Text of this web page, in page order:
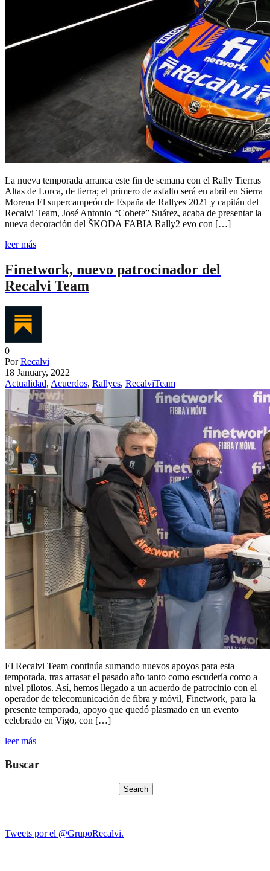
La nueva temporada arranca este fin de semana con el Rally Tierras
Altas de Lorca, de tierra; el primero de asfalto será en abril en Sierra
Morena El supercampeón de España de Rallyes 2021 y capitán del
Recalvi Team, José Antonio “Cohete” Suárez, acaba de presentar la
nueva decoración del ŠKODA FABIA Rally2 evo con […]
leer más
Finetwork, nuevo patrocinador del
Recalvi Team
0
PorRecalvi
18 January, 2022
Actualidad, Acuerdos, Rallyes, RecalviTeam
El Recalvi Team continúa sumando nuevos apoyos para esta
temporada, tras arrasar el pasado año tanto como escudería como a
nivel pilotos. Así, hemos llegado a un acuerdo de patrocinio con el
operador de telecomunicación de fibra y móvil, Finetwork, para la
presente temporada, apoyo que quedó plasmado en un evento
celebrado en Vigo, con […]
leer más
Buscar
for:
Tweets por el @GrupoRecalvi.